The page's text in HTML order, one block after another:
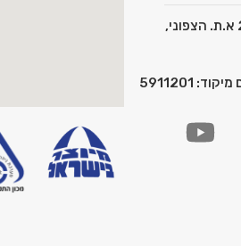
כתובת: המצפן 2 א.ת. הצפוני,